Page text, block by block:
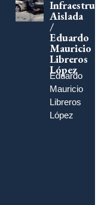
Aislada
/
Eduardo
Mauricio
Libreros
López
Eduardo
Mauricio
Libreros
López